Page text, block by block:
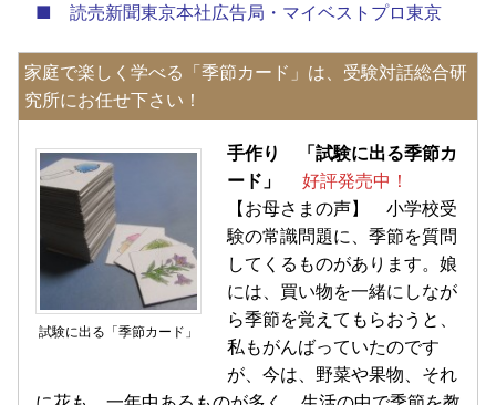
■ 読売新聞東京本社広告局・マイベストプロ東京
家庭で楽しく学べる「季節カード」は、受験対話総合研
究所にお任せ下さい！
試験に出る「季節カード」
手作り 「試験に出る季節カ
ード」 好評発売中！
【お母さまの声】 小学校受
験の常識問題に、季節を質問
してくるものがあります。娘
には、買い物を一緒にしなが
ら季節を覚えてもらおうと、
私もがんばっていたのです
が、今は、野菜や果物、それ